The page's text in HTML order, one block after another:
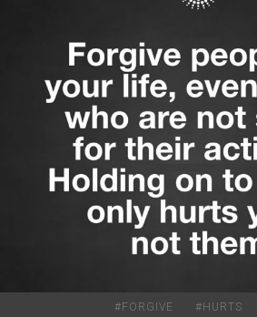
# FORGIVE # HURTS